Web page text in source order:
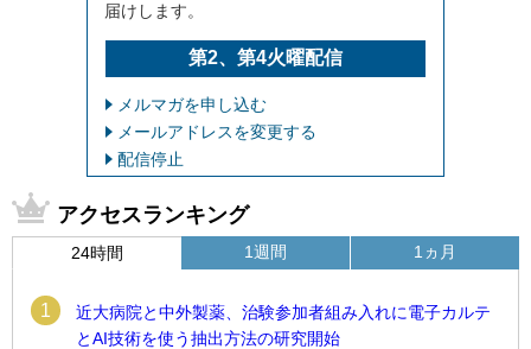
届けします。
第2、第4火曜配信
メルマガを申し込む
メールアドレスを変更する
配信停止
アクセスランキング
24時間
1
近大病院と中外製薬、治験参加者組み入れに電子カルテ
とAI技術を使う抽出方法の研究開始
1週間 1ヵ月